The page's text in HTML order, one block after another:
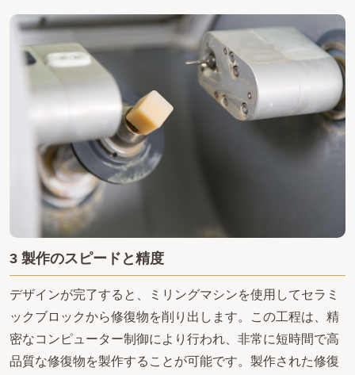
3 製作のスピードと精度
デザインが完了すると、ミリングマシンを使用してセラミ
ックブロックから修復物を削り出します。この工程は、精
密なコンピューター制御により行われ、非常に短時間で高
品質な修復物を製作することが可能です。製作された修復